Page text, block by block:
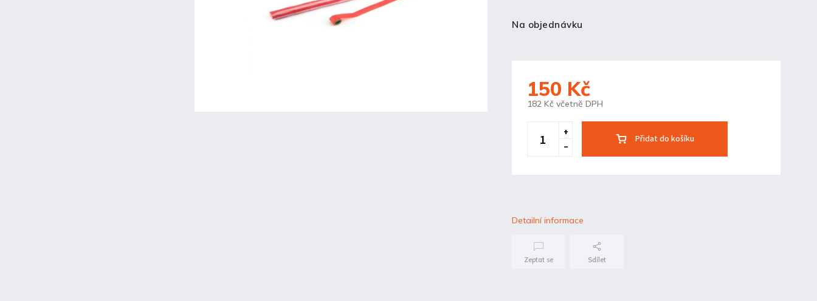
Na objednávku
150 Kč
182 Kč včetně DPH
Přidat do košíku
Detailní informace
Zeptat se Sdílet